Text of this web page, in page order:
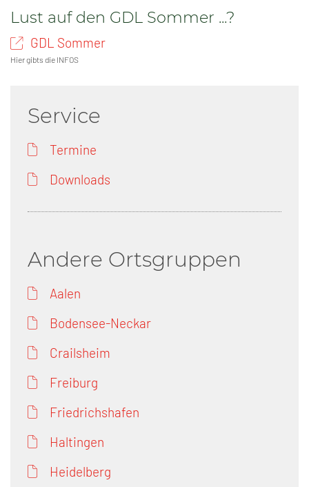
Lust auf den GDL Sommer ...?
GDL Sommer
Hier gibts die INFOS
Service
Termine
Downloads
Andere Ortsgruppen
Aalen
Bodensee-Neckar
Crailsheim
Freiburg
Friedrichshafen
Haltingen
Heidelberg